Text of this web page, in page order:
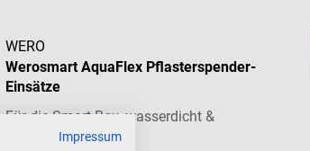
WERO
Werosmart AquaFlex Pflasterspender-
Einsätze
Für die Smart Box, wasserdicht &
hypoallergenImpressum